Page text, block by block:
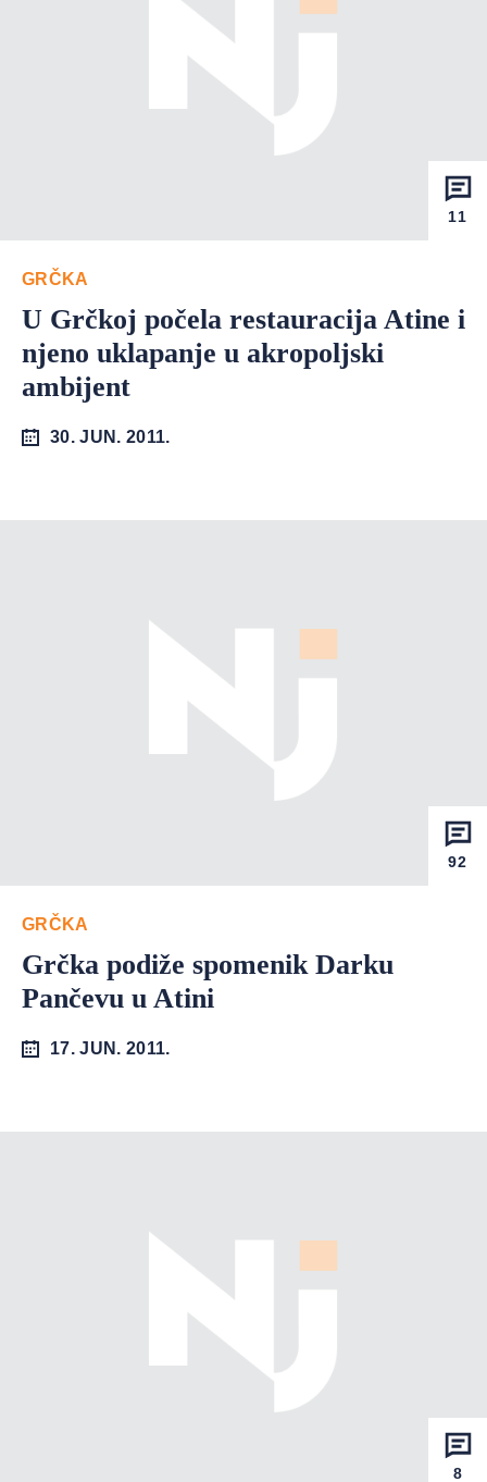
11
GRČKA
U Grčkoj počela restauracija Atine i
njeno uklapanje u akropoljski
ambijent
30. JUN. 2011.
92
GRČKA
Grčka podiže spomenik Darku
Pančevu u Atini
17. JUN. 2011.
8